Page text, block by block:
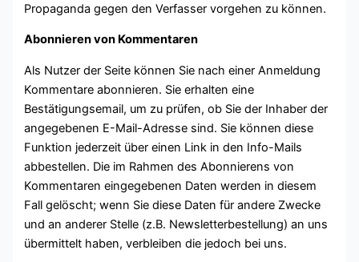
Propaganda gegen den Verfasser vorgehen zu können.
Abonnieren von Kommentaren
Als Nutzer der Seite können Sie nach einer Anmeldung
Kommentare abonnieren. Sie erhalten eine
Bestätigungsemail, um zu prüfen, ob Sie der Inhaber der
angegebenen E-Mail-Adresse sind. Sie können diese
Funktion jederzeit über einen Link in den Info-Mails
abbestellen. Die im Rahmen des Abonnierens von
Kommentaren eingegebenen Daten werden in diesem
Fall gelöscht; wenn Sie diese Daten für andere Zwecke
und an anderer Stelle (z.B. Newsletterbestellung) an uns
übermittelt haben, verbleiben die jedoch bei uns.